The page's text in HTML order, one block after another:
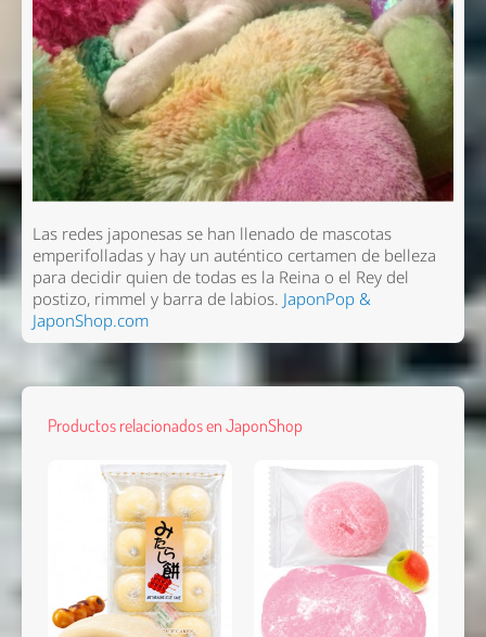
Las redes japonesas se han llenado de mascotas
emperifolladas y hay un auténtico certamen de belleza
para decidir quien de todas es la Reina o el Rey del
postizo, rimmel y barra de labios. JaponPop &
JaponShop.com
Productos relacionados en JaponShop
Nombre *
Email *
Comentario *
Enviar